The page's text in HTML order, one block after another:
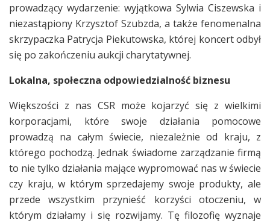
prowadzący wydarzenie: wyjątkowa Sylwia Ciszewska i
niezastąpiony Krzysztof Szubzda, a także fenomenalna
skrzypaczka Patrycja Piekutowska, której koncert odbył
się po zakończeniu aukcji charytatywnej.
Lokalna, społeczna odpowiedzialność biznesu
Większości z nas CSR może kojarzyć się z wielkimi
korporacjami, które swoje działania pomocowe
prowadzą na całym świecie, niezależnie od kraju, z
którego pochodzą. Jednak świadome zarządzanie firmą
to nie tylko działania mające wypromować nas w świecie
czy kraju, w którym sprzedajemy swoje produkty, ale
przede wszystkim przynieść korzyści otoczeniu, w
którym działamy i się rozwijamy. Tę filozofię wyznaje